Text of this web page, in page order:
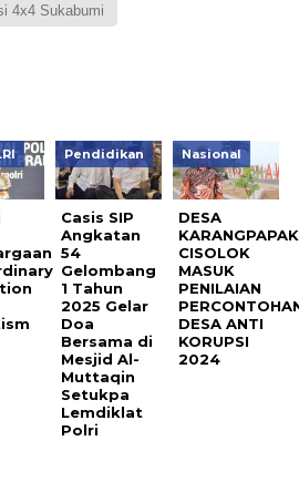
4x4 Sukabumi
Pendidikan
Casis SIP
Angkatan
54
Gelombang
1 Tahun
2025 Gelar
Doa
Bersama di
Mesjid Al-
Muttaqin
Setukpa
Lemdiklat
Polri
Nasional
DESA
KARANGPAPAK
CISOLOK
MASUK
PENILAIAN
DESA ANTI
KORUPSI
2024